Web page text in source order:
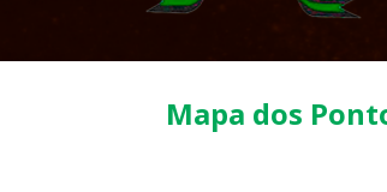
Mapa dos